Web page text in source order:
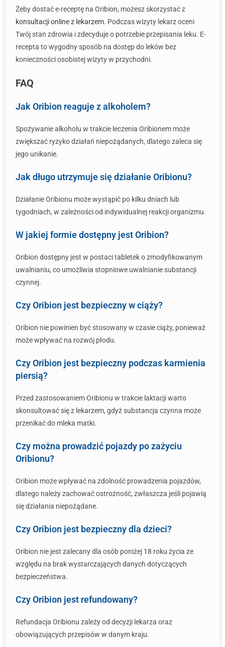
Żeby dostać e-receptę na Oribion, możesz skorzystać z
konsultacji online z lekarzem. Podczas wizyty lekarz oceni
Twój stan zdrowia i zdecyduje o potrzebie przepisania leku. E-
recepta to wygodny sposób na dostęp do leków bez
konieczności osobistej wizyty w przychodni.
FAQ
Jak Oribion reaguje z alkoholem?
Spożywanie alkoholu w trakcie leczenia Oribionem może
zwiększać ryzyko działań niepożądanych, dlatego zaleca się
jego unikanie.
Jak długo utrzymuje się działanie Oribionu?
Działanie Oribionu może wystąpić po kilku dniach lub
tygodniach, w zależności od indywidualnej reakcji organizmu.
W jakiej formie dostępny jest Oribion?
Oribion dostępny jest w postaci tabletek o zmodyfikowanym
uwalnianiu, co umożliwia stopniowe uwalnianie substancji
czynnej.
Czy Oribion jest bezpieczny w ciąży?
Oribion nie powinien być stosowany w czasie ciąży, ponieważ
może wpływać na rozwój płodu.
Czy Oribion jest bezpieczny podczas karmienia
piersią?
Przed zastosowaniem Oribionu w trakcie laktacji warto
skonsultować się z lekarzem, gdyż substancja czynna może
przenikać do mleka matki.
Czy można prowadzić pojazdy po zażyciu
Oribionu?
Oribion może wpływać na zdolność prowadzenia pojazdów,
dlatego należy zachować ostrożność, zwłaszcza jeśli pojawią
się działania niepożądane.
Czy Oribion jest bezpieczny dla dzieci?
Oribion nie jest zalecany dla osób poniżej 18 roku życia ze
względu na brak wystarczających danych dotyczących
bezpieczeństwa.
Czy Oribion jest refundowany?
Refundacja Oribionu zależy od decyzji lekarza oraz
obowiązujących przepisów w danym kraju.